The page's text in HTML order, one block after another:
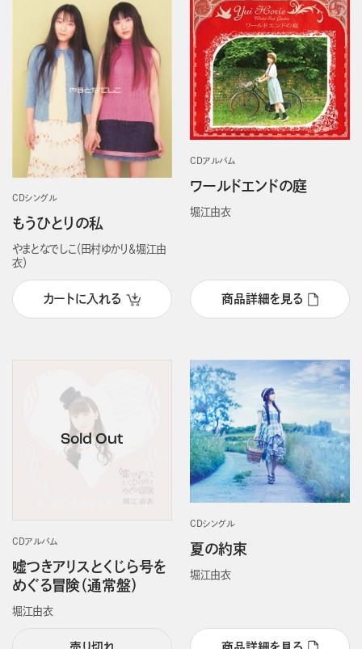
CDシングル
もうひとりの私
やまとなでしこ（田村ゆかり＆堀江由
衣）
カートに入れる
CDアルバム
ワールドエンドの庭
堀江由衣
商品詳細を見る
CDアルバム
嘘つきアリスとくじら号を
めぐる冒険（通常盤）
堀江由衣
CDシングル
夏の約束
堀江由衣